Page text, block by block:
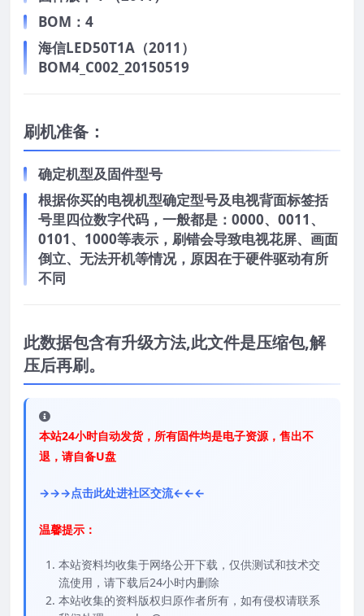
BOM：4
海信LED50T1A（2011）
BOM4_C002_20150519
刷机准备：
确定机型及固件型号
根据你买的电视机型确定型号及电视背面标签括
号里四位数字代码，一般都是：0000、0011、
0101、1000等表示，刷错会导致电视花屏、画面
倒立、无法开机等情况，原因在于硬件驱动有所
不同
此数据包含有升级方法,此文件是压缩包,解
压后再刷。
本站24小时自动发货，所有固件均是电子资源，售出不
退，请自备U盘
→→→点击此处进社区交流←←←
温馨提示：
本站资料均收集于网络公开下载，仅供测试和技术交
流使用，请下载后24小时内删除
本站收集的资料版权归原作者所有，如有侵权请联系